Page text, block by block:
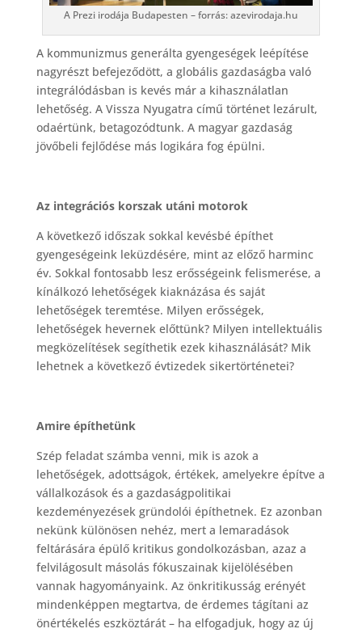
A Prezi irodája Budapesten – forrás: azevirodaja.hu
A kommunizmus generálta gyengeségek leépítése
nagyrészt befejeződött, a globális gazdaságba való
integrálódásban is kevés már a kihasználatlan
lehetőség. A Vissza Nyugatra című történet lezárult,
odaértünk, betagozódtunk. A magyar gazdaság
jövőbeli fejlődése más logikára fog épülni.
Az integrációs korszak utáni motorok
A következő időszak sokkal kevésbé építhet
gyengeségeink leküzdésére, mint az előző harminc
év. Sokkal fontosabb lesz erősségeink felismerése, a
kínálkozó lehetőségek kiaknázása és saját
lehetőségek teremtése. Milyen erősségek,
lehetőségek hevernek előttünk? Milyen intellektuális
megközelítések segíthetik ezek kihasználását? Mik
lehetnek a következő évtizedek sikertörténetei?
Amire építhetünk
Szép feladat számba venni, mik is azok a
lehetőségek, adottságok, értékek, amelyekre építve a
vállalkozások és a gazdaságpolitikai
kezdeményezések gründolói építhetnek. Ez azonban
nekünk különösen nehéz, mert a lemaradások
feltárására épülő kritikus gondolkozásban, azaz a
felvilágosult másolás fókuszainak kijelölésében
vannak hagyományaink. Az önkritikusság erényét
mindenképpen megtartva, de érdemes tágítani az
önértékelés eszköztárát – ha elfogadjuk, hogy az új